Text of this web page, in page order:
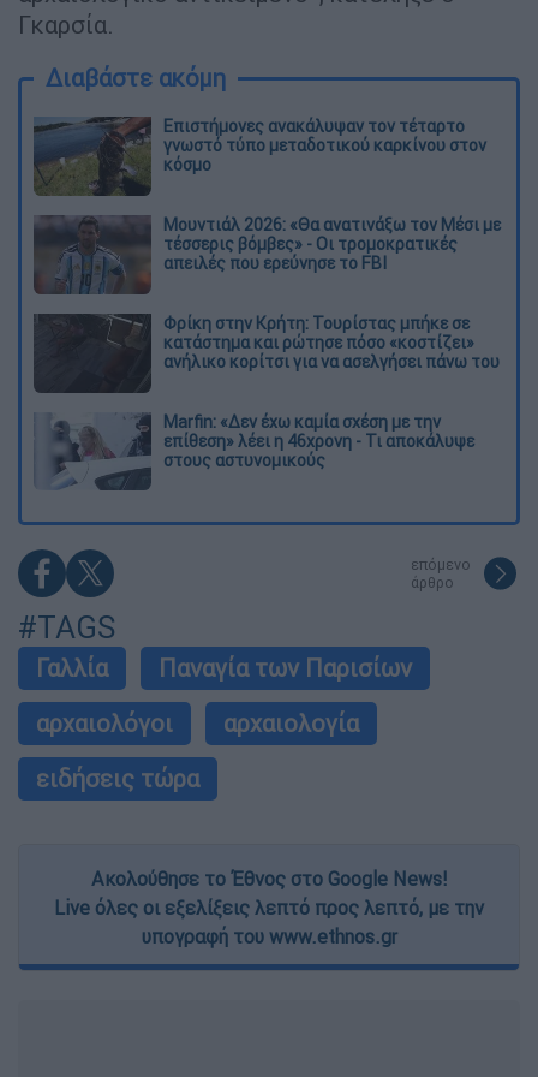
Γκαρσία.
Διαβάστε ακόμη
Επιστήμονες ανακάλυψαν τον τέταρτο
γνωστό τύπο μεταδοτικού καρκίνου στον
κόσμο
Μουντιάλ 2026: «Θα ανατινάξω τον Μέσι με
τέσσερις βόμβες» - Οι τρομοκρατικές
απειλές που ερεύνησε το FBI
Φρίκη στην Κρήτη: Τουρίστας μπήκε σε
κατάστημα και ρώτησε πόσο «κοστίζει»
ανήλικο κορίτσι για να ασελγήσει πάνω του
Marfin: «Δεν έχω καμία σχέση με την
επίθεση» λέει η 46χρονη - Τι αποκάλυψε
στους αστυνομικούς
επόμενο
άρθρο
#TAGS
Γαλλία
Παναγία των Παρισίων
αρχαιολόγοι
αρχαιολογία
ειδήσεις τώρα
Ακολούθησε το Έθνος στο Google News!
Live όλες οι εξελίξεις λεπτό προς λεπτό, με την
υπογραφή του www.ethnos.gr